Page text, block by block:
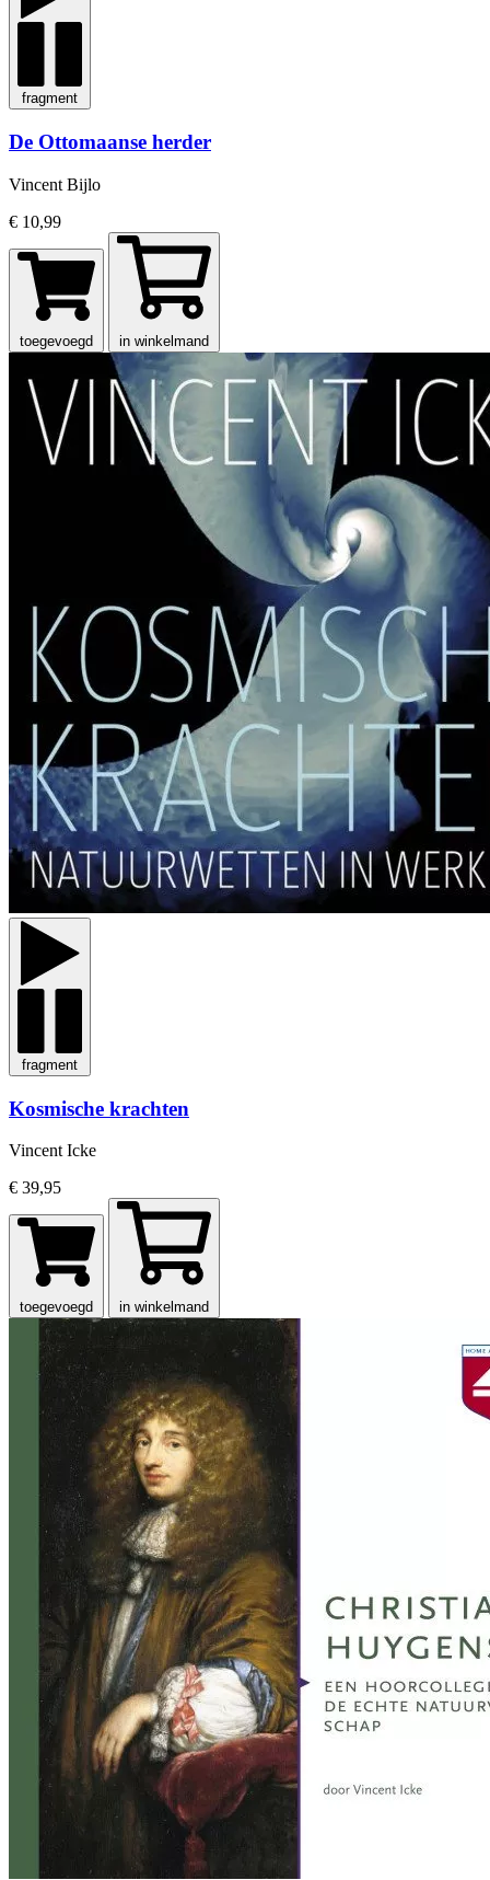
fragment
De Ottomaanse herder
Vincent Bijlo
€ 10,99
toegevoegd in winkelmand
fragment
Kosmische krachten
Vincent Icke
€ 39,95
toegevoegd in winkelmand